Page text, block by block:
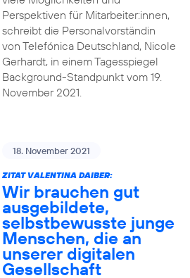
Perspektiven für Mitarbeiter:innen,
schreibt die Personalvorständin
von Telefónica Deutschland, Nicole
Gerhardt, in einem Tagesspiegel
Background-Standpunkt vom 19.
November 2021.
18. November 2021
ZITAT VALENTINA DAIBER:
Wir brauchen gut
ausgebildete,
selbstbewusste junge
Menschen, die an
unserer digitalen
Gesellschaft